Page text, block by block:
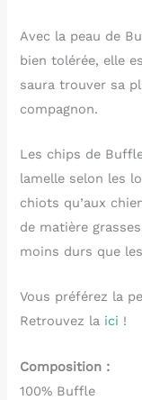
Avec la peau de
bien tolérée, elle
saura trouver sa
compagnon.
Les chips de
lamelle selon les
chiots qu’aux
de matière
moins durs que
Vous préférez la
Retrouvez la ici !
Composition :
100% Buffle